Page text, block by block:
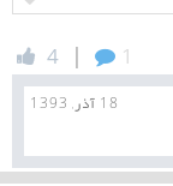
1
|
4
18 آذر, 1393